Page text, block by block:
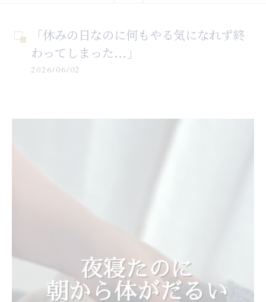
「休みの日なのに何もやる気になれず終
わってしまった…」
2026/06/02